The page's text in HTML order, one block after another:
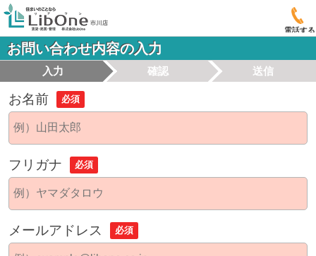
電話する
お問い合わせ内容の入力
入力 確認 送信
お名前 必須
フリガナ 必須
メールアドレス 必須